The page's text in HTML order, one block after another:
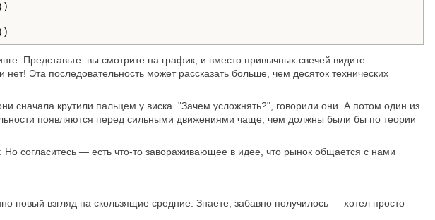
Представьте: вы смотрите на график, и вместо привычных свечей видите
Эта последовательность может рассказать больше, чем десяток технических
сначала крутили пальцем у виска. "Зачем усложнять?", говорили они. А потом один из
появляются перед сильными движениями чаще, чем должны были бы по теории
согласитесь — есть что-то завораживающее в идее, что рынок общается с нами
новый взгляд на скользящие средние. Знаете, забавно получилось — хотел просто